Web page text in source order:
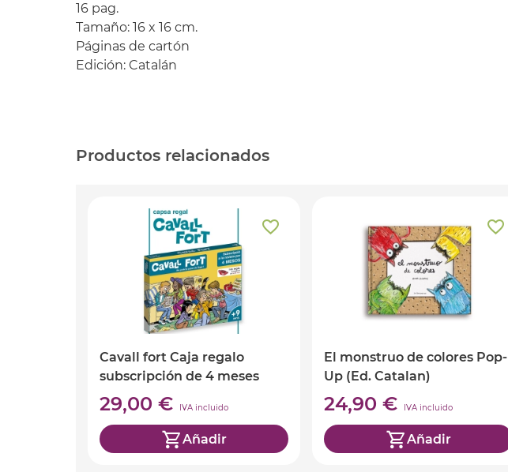
16 pag.
Tamaño: 16 x 16 cm.
Páginas de cartón
Edición: Catalán
Productos relacionados
Cavall fort Caja regalo
subscripción de 4 meses
29,00 € IVA incluido
Añadir
El monstruo de colores Pop-
Up (Ed. Catalan)
24,90 € IVA incluido
Añadir